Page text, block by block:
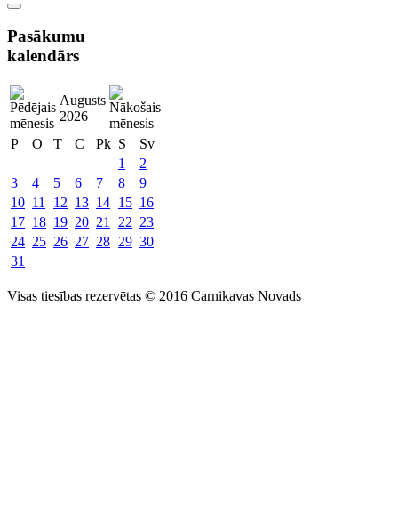
Pasākumu
kalendārs
Augusts
2026
P
O T C Pk S
Sv
1
2
3
4 5 6 7 8
9
10 11 12 13 14 15 16
17 18 19 20 21 22 23
24 25 26 27 28 29 30
31
Visas tiesības rezervētas © 2016 Carnikavas Novads